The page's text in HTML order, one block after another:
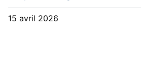
15 avril 2026